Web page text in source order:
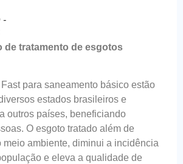
-
de tratamento de esgotos
para saneamento básico estão
estados brasileiros e
outros países, beneficiando
O esgoto tratado além de
meio ambiente, diminui a incidência
e eleva a qualidade de